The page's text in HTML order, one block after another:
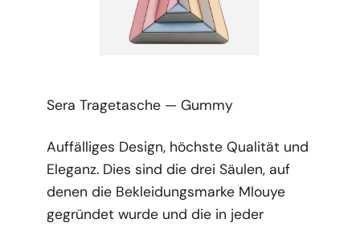
Sera Tragetasche — Gummy
Auffälliges Design, höchste Qualität und
Eleganz. Dies sind die drei Säulen, auf
denen die Bekleidungsmarke Mlouye
gegründet wurde und die in jeder